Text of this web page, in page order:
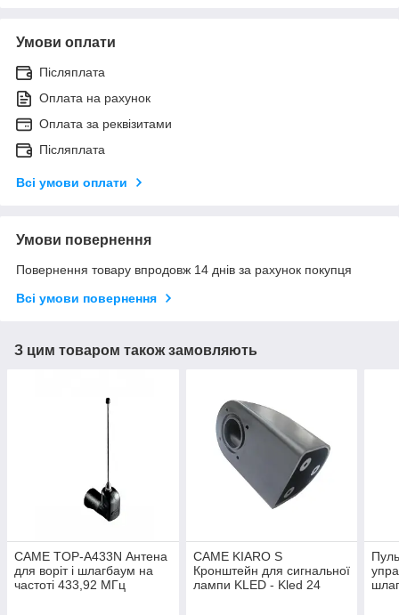
Умови оплати
Післяплата
Оплата на рахунок
Оплата за реквізитами
Післяплата
Всі умови оплати
Умови повернення
Повернення товару впродовж 14 днів за рахунок покупця
Всі умови повернення
З цим товаром також замовляють
CAME TOP-A433N Антена
для воріт і шлагбаум на
частоті 433,92 МГц
CAME KIARO S
Кронштейн для сигнальної
лампи KLED - Kled 24